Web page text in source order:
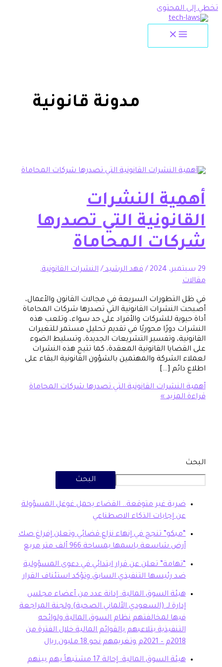
مدونة قانونية
النشرات
التي تصدرها
المحاماة
/فهد الرشيد/النشرات القانونية,
السريعة في مجالات القانون والأعمال،
القانونية التي تصدرها شركات المحاماة
للشركات والأفراد على حد سواء، وتلعب هذه
دورًا محوريًا في تقديم تحليل مستمر للتغيرات
وتفسير التشريعات الجديدة، وتسليط الضوء
القانونية المعقدة، كما تتيح هذه النشرات
والمهتمين بالشؤون القانونية البقاء على
[…]
القانونية التي تصدرها شركات المحاماة
»
غير متوقعة.. القضاء يحمل غوغل المسؤولة
إجابات الذكاء الاصطناعي
تنجح في إنهاء نزاع قضائي وتعلن إفراغ صك
شاسعة باسمها بمساحة 966 ألف متر مربع
تعلن عن قرار ابتدائي في دعوى المسؤولية
رئيسها التنفيذي السابق وتؤكد استئناف القرار
السوق المالية: إدانة عدد من أعضاء مجلس
لـ (السعودي الألماني الصحية) ولجنة المراجعة
لمخالفتهم نظام السوق المالية ولوائحه
بتلاعبهم بالقوائم المالية خلال الفترة من
هيئة السوق المالية: إحالة 17 مشتبهاً بهم بينهم